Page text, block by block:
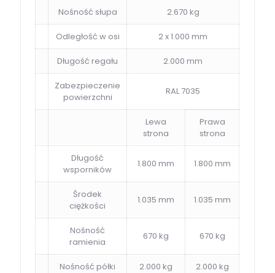
Nośność słupa 2.670 kg
Odległość w osi 2 x 1.000 mm
Długość regału 2.000 mm
Zabezpieczenie
powierzchni
RAL 7035
Lewa
strona
Prawa
strona
Długość
wsporników
1.800 mm 1.800 mm
Środek
ciężkości
1.035 mm 1.035 mm
Nośność
ramienia
670 kg 670 kg
Nośność półki 2.000 kg 2.000 kg